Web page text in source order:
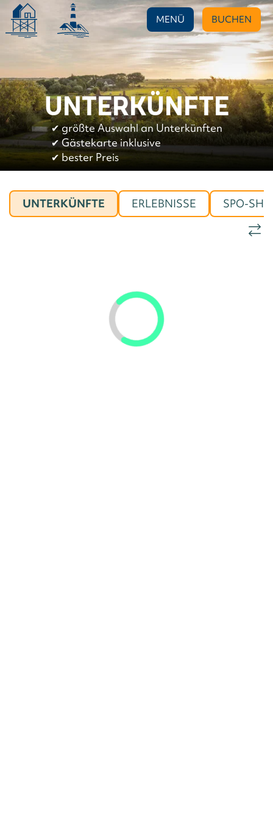
MENÜ BUCHEN
UNTERKÜNFTE
✔︎größte Auswahl an Unterkünften
✔︎Gästekarte inklusive
✔︎ bester Preis
UNTERKÜNFTE ERLEBNISSE SPO-